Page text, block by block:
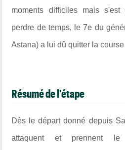
moments difficiles mais
perdre de temps, le 7e du
Astana) a lui dû quitter la
Résumé de l'étape
Dès le départ donné depuis
attaquent et prennent